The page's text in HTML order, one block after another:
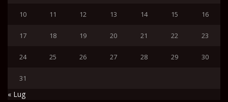
10 11 12 13 14 15 16
17 18 19 20 21 22 23
24 25 26 27 28 29 30
31
« Lug